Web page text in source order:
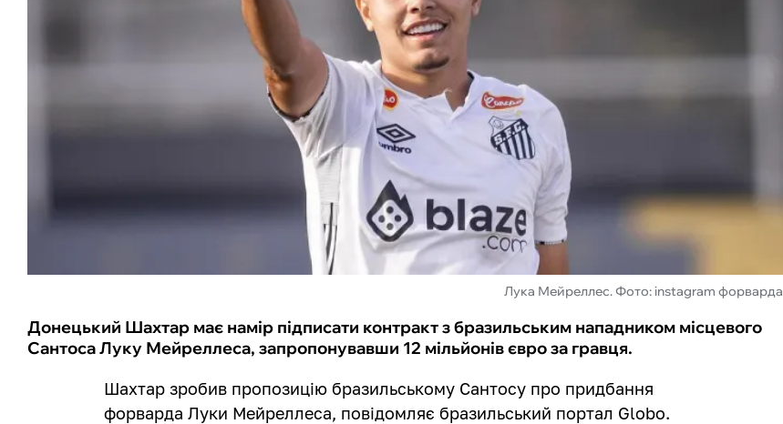
Лука Мейреллес. Фото: instagram форварда
Донецький Шахтар має намір підписати контракт з бразильським нападником місцевого
Сантоса Луку Мейреллеса, запропонувавши 12 мільйонів євро за гравця.
Шахтар зробив пропозицію бразильському Сантосу про придбання
форварда Луки Мейреллеса, повідомляє бразильський портал Globo.